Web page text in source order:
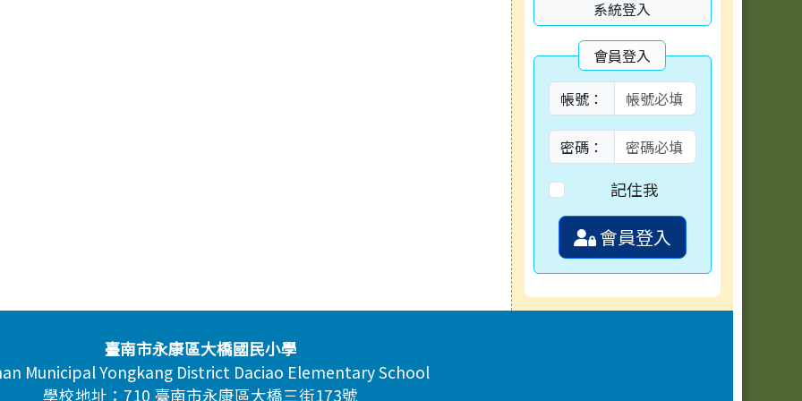
系統登入
會員登入
帳號：
密碼：
記住我
會員登入
臺南市永康區大橋國民小學
Municipal Yongkang District Daciao Elementary School
學校地址：710 臺南市永康區大橋三街173號